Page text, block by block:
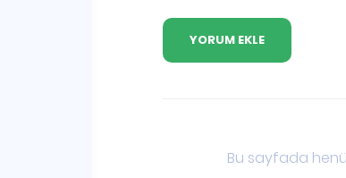
Bu sayfada